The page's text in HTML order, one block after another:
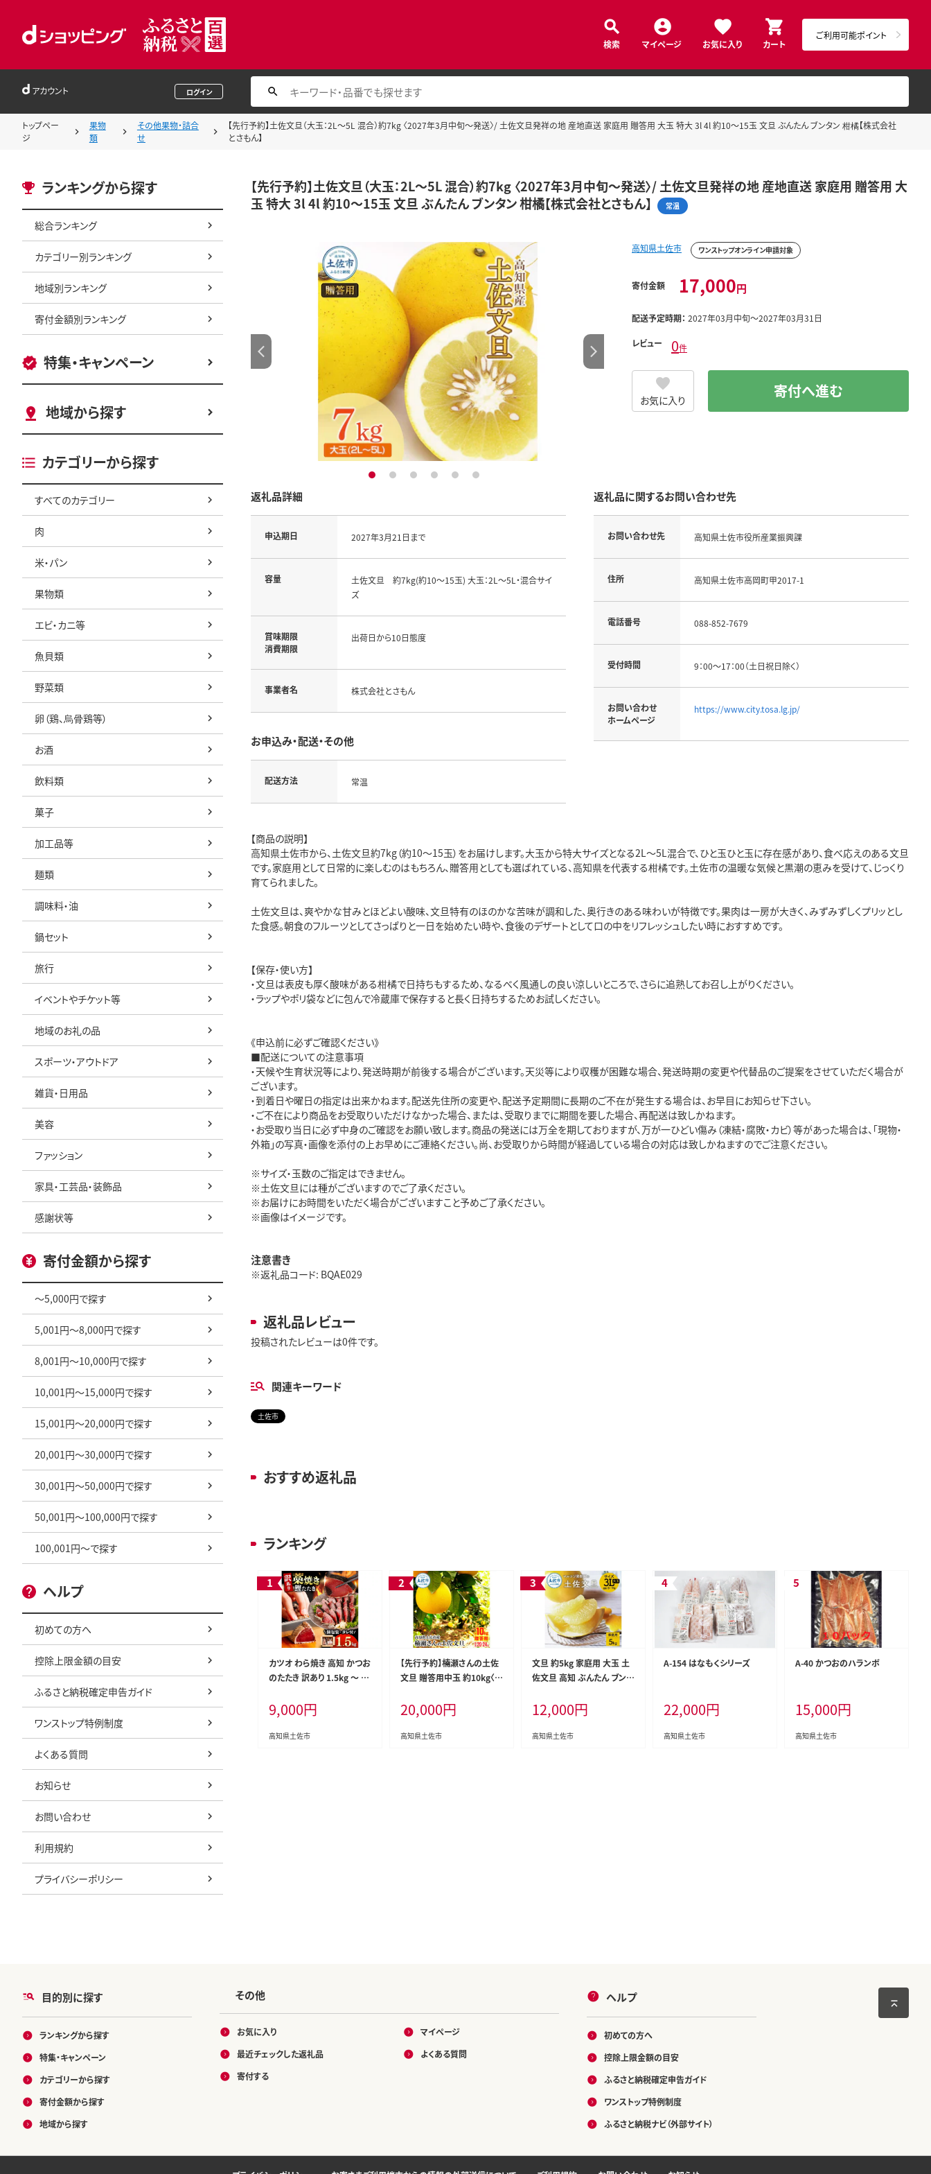
検索 マイページ お気に入り カート
ご利用可能ポイント
アカウント ログイン
トップペー
ジ
果物
類
その他果物・詰合
せ
【先行予約】土佐文旦（大玉：2L～5L 混合）約7kg 〈2027年3月中旬～発送〉/ 土佐文旦発祥の地 産地直送 家庭用 贈答用 大玉 特大 3l 4l 約10～15玉 文旦 ぶんたん ブンタン 柑橘【株式会社
とさもん】
ランキングから探す
総合ランキング
カテゴリー別ランキング
地域別ランキング
寄付金額別ランキング
特集・キャンペーン
地域から探す
カテゴリーから探す
すべてのカテゴリー
肉
米・パン
果物類
エビ・カニ等
魚貝類
野菜類
卵（鶏、烏骨鶏等）
お酒
飲料類
菓子
加工品等
麺類
調味料・油
鍋セット
旅行
イベントやチケット等
地域のお礼の品
スポーツ・アウトドア
雑貨・日用品
美容
ファッション
家具・工芸品・装飾品
感謝状等
寄付金額から探す
～5,000円で探す
5,001円～8,000円で探す
8,001円～10,000円で探す
10,001円～15,000円で探す
15,001円～20,000円で探す
20,001円～30,000円で探す
30,001円～50,000円で探す
50,001円～100,000円で探す
100,001円～で探す
ヘルプ
初めての方へ
控除上限金額の目安
ふるさと納税確定申告ガイド
ワンストップ特例制度
よくある質問
お知らせ
お問い合わせ
利用規約
プライバシーポリシー
【先行予約】土佐文旦（大玉：2L～5L 混合）約7kg 〈2027年3月中旬～発送〉/ 土佐文旦発祥の地 産地直送 家庭用 贈答用 大
玉 特大 3l 4l 約10～15玉 文旦 ぶんたん ブンタン 柑橘【株式会社とさもん】
常温
1 2 3 4 5 6
高知県土佐市 ワンストップオンライン申請対象
寄付金額 17,000円
配送予定時期： 2027年03月中旬～2027年03月31日
レビュー 0件
お気に入り 寄付へ進む
返礼品詳細
申込期日 2027年3月21日まで
容量
土佐文旦 約7kg(約10～15玉) 大玉：2L～5L・混合サイ
ズ
賞味期限
消費期限
出荷日から10日態度
事業者名 株式会社とさもん
お申込み・配送・その他
配送方法 常温
返礼品に関するお問い合わせ先
お問い合わせ先 高知県土佐市役所産業振興課
住所 高知県土佐市高岡町甲2017-1
電話番号 088-852-7679
受付時間 9：00～17：00（土日祝日除く）
お問い合わせ
ホームページ
https://www.city.tosa.lg.jp/
【商品の説明】
高知県土佐市から、土佐文旦約7kg（約10～15玉）をお届けします。大玉から特大サイズとなる2L～5L混合で、ひと玉ひと玉に存在感があり、食べ応えのある文旦
です。家庭用として日常的に楽しむのはもちろん、贈答用としても選ばれている、高知県を代表する柑橘です。土佐市の温暖な気候と黒潮の恵みを受けて、じっくり
育てられました。
土佐文旦は、爽やかな甘みとほどよい酸味、文旦特有のほのかな苦味が調和した、奥行きのある味わいが特徴です。果肉は一房が大きく、みずみずしくプリッとし
た食感。朝食のフルーツとしてさっぱりと一日を始めたい時や、食後のデザートとして口の中をリフレッシュしたい時におすすめです。
【保存・使い方】
・文旦は表皮も厚く酸味がある柑橘で日持ちもするため、なるべく風通しの良い涼しいところで、さらに追熟してお召し上がりください。
・ラップやポリ袋などに包んで冷蔵庫で保存すると長く日持ちするためお試しください。
《申込前に必ずご確認ください》
■配送についての注意事項
・天候や生育状況等により、発送時期が前後する場合がございます。天災等により収穫が困難な場合、発送時期の変更や代替品のご提案をさせていただく場合が
ございます。
・到着日や曜日の指定は出来かねます。配送先住所の変更や、配送予定期間に長期のご不在が発生する場合は、お早目にお知らせ下さい。
・ご不在により商品をお受取りいただけなかった場合、または、受取りまでに期間を要した場合、再配送は致しかねます。
・お受取り当日に必ず中身のご確認をお願い致します。商品の発送には万全を期しておりますが、万が一ひどい傷み（凍結・腐敗・カビ）等があった場合は、「現物・
外箱」の写真・画像を添付の上お早めにご連絡ください。尚、お受取りから時間が経過している場合の対応は致しかねますのでご注意ください。
※サイズ・玉数のご指定はできません。
※土佐文旦には種がございますのでご了承ください。
※お届けにお時間をいただく場合がございますこと予めご了承ください。
※画像はイメージです。
注意書き
※返礼品コード: BQAE029
返礼品レビュー
投稿されたレビューは0件です。
関連キーワード
土佐市
おすすめ返礼品
ランキング
カツオ わら焼き 高知 かつお
のたたき 訳あり 1.5kg ～ 2.
かつお 鰹 かつおたたき 藁焼
き 訳アリ 鰹タタキ 鰹たたき
不揃い 規格外 鰹 刺身 刺し
9,000円
高知県土佐市
【先行予約】楠瀬さんの土佐
文旦 贈答用中玉 約10kg〈2
月5日発送〉期間限定 高知
土佐 文旦 ぶんたん ブンタン
柑橘 みかん 果物 10キロ 2L
20,000円
高知県土佐市
文旦 約5kg 家庭用 大玉 土
佐文旦 高知 ぶんたん ブンタ
イズ 8～9個 果物 柑橘 フル
ーツ 高知県産 家庭用 ご自
宅用 傷 美味しい
12,000円
高知県土佐市
A-154 はなもくシリーズ
22,000円
高知県土佐市
A-40 かつおのハランボ
15,000円
高知県土佐市
目的別に探す
ランキングから探す
特集・キャンペーン
カテゴリーから探す
寄付金額から探す
地域から探す
その他
お気に入り
最近チェックした返礼品
寄付する
マイページ
よくある質問
ヘルプ
初めての方へ
控除上限金額の目安
ふるさと納税確定申告ガイド
ワンストップ特例制度
ふるさと納税ナビ（外部サイト）